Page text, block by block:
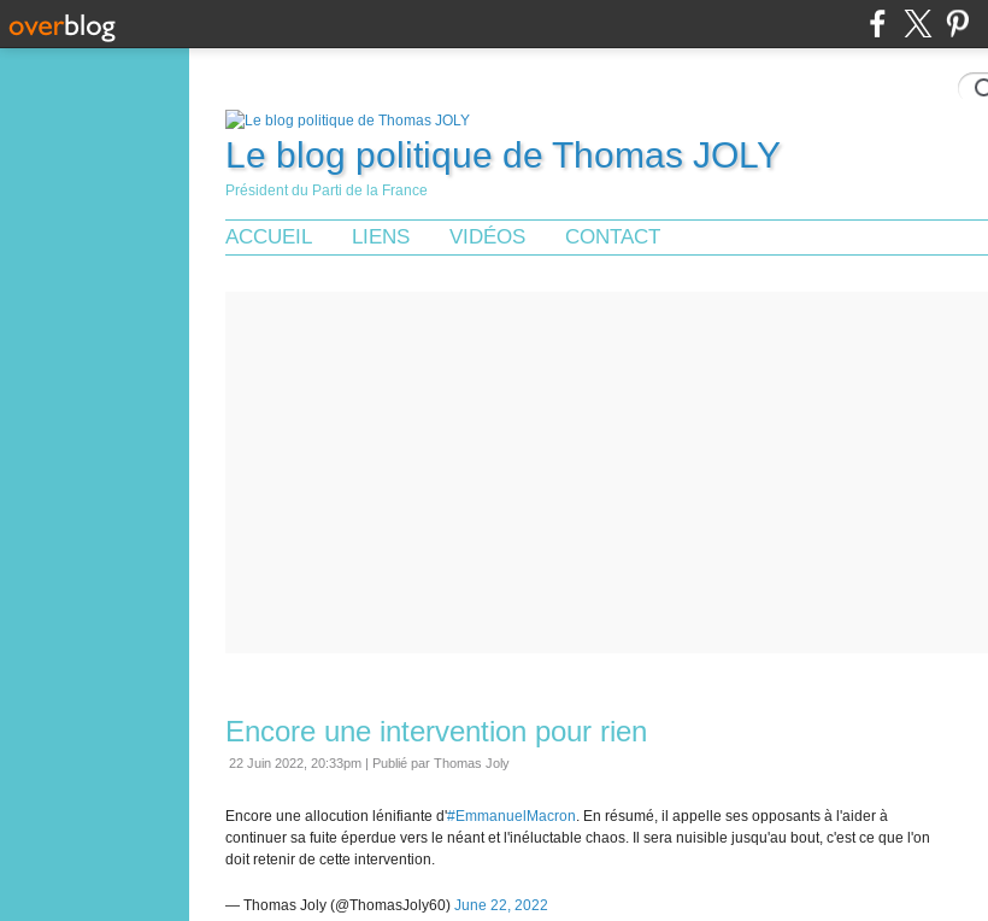
Le blog politique de Thomas JOLY
Président du Parti de la France
ACCUEIL LIENS VIDÉOS CONTACT
Encore une intervention pour rien
22 Juin 2022, 20:33pm | Publié par Thomas Joly
Encore une allocution lénifiante d'#EmmanuelMacron. En résumé, il appelle ses opposants à l'aider à
continuer sa fuite éperdue vers le néant et l'inéluctable chaos. Il sera nuisible jusqu'au bout, c'est ce que l'on
doit retenir de cette intervention.
— Thomas Joly (@ThomasJoly60) June 22, 2022